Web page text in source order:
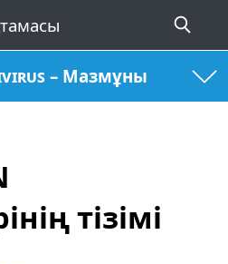
– Мазмұны
тізімі